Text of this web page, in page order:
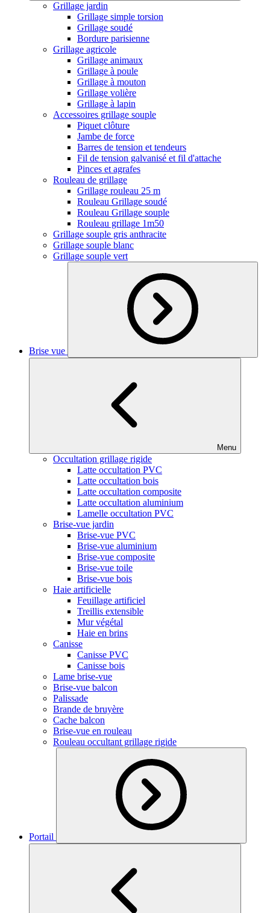
Grillage jardin
Grillage simple torsion
Grillage soudé
Bordure parisienne
Grillage agricole
Grillage animaux
Grillage à poule
Grillage à mouton
Grillage volière
Grillage à lapin
Accessoires grillage souple
Piquet clôture
Jambe de force
Barres de tension et tendeurs
Fil de tension galvanisé et fil d'attache
Pinces et agrafes
Rouleau de grillage
Grillage rouleau 25 m
Rouleau Grillage soudé
Rouleau Grillage souple
Rouleau grillage 1m50
Grillage souple gris anthracite
Grillage souple blanc
Grillage souple vert
Brise vue
Menu
Occultation grillage rigide
Latte occultation PVC
Latte occultation bois
Latte occultation composite
Latte occultation aluminium
Lamelle occultation PVC
Brise-vue jardin
Brise-vue PVC
Brise-vue aluminium
Brise-vue composite
Brise-vue toile
Brise-vue bois
Haie artificielle
Feuillage artificiel
Treillis extensible
Mur végétal
Haie en brins
Canisse
Canisse PVC
Canisse bois
Lame brise-vue
Brise-vue balcon
Palissade
Brande de bruyère
Cache balcon
Brise-vue en rouleau
Rouleau occultant grillage rigide
Portail